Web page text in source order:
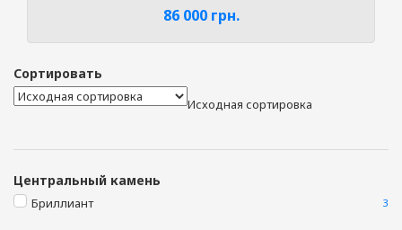
86 000 грн.
Сортировать
Исходная сортировка
Центральный камень
Бриллиант 3